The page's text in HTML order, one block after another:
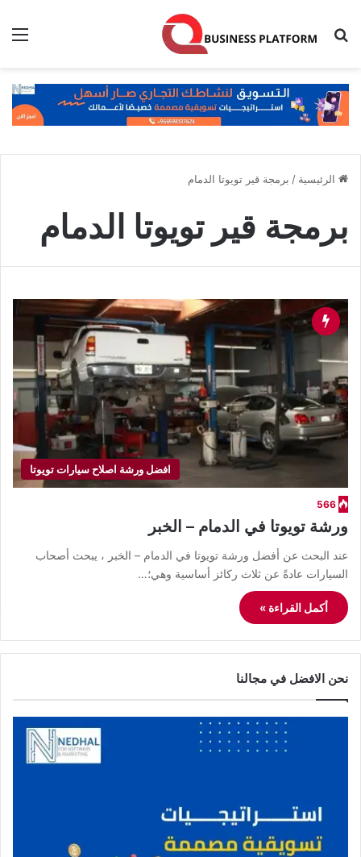
بحث عن
الرئيسية / برمجة قير تويوتا الدمام
برمجة قير تويوتا الدمام
افضل ورشة اصلاح سيارات تويوتا
566
ورشة تويوتا في الدمام – الخبر
عند البحث عن أفضل ورشة تويوتا في الدمام – الخبر ، يبحث أصحاب
السيارات عادةً عن ثلاث ركائز أساسية وهي؛…
أكمل القراءة »
نحن الافضل في مجالنا